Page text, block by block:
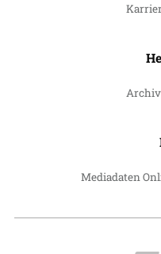
Archiv
Mediadaten